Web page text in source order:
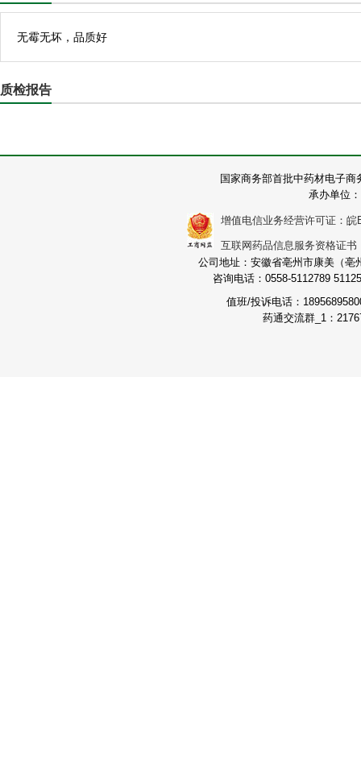
无霉无坏，品质好
质检报告
国家商务部首批中药材电子
承办单位
增值电信业务经营许可证：皖
互联网药品信息服务资格证
公司地址：安徽省亳州市康美（
咨询电话：0558-5112789
值班/投诉电话：
药通交流群_1：